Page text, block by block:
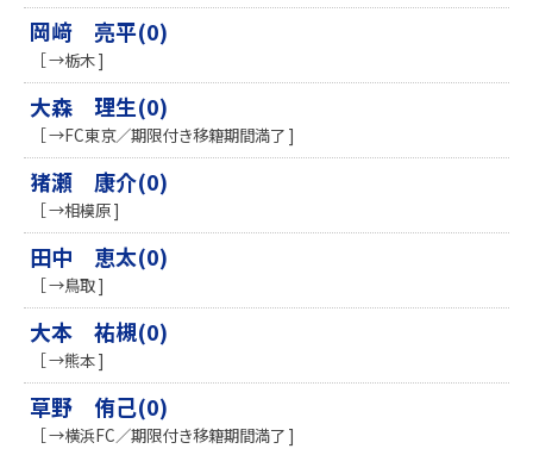
岡﨑 亮平(0)
［ →栃木 ]
大森 理生(0)
［ →FC東京／期限付き移籍期間満了 ]
猪瀬 康介(0)
［ →相模原 ]
田中 恵太(0)
［ →鳥取 ]
大本 祐槻(0)
［ →熊本 ]
草野 侑己(0)
［ →横浜FC／期限付き移籍期間満了 ]